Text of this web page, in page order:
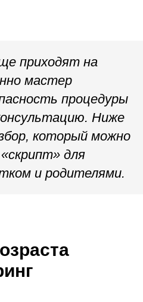
приходят на
мастер
процедуры
Ниже
который можно
для
и родителями.